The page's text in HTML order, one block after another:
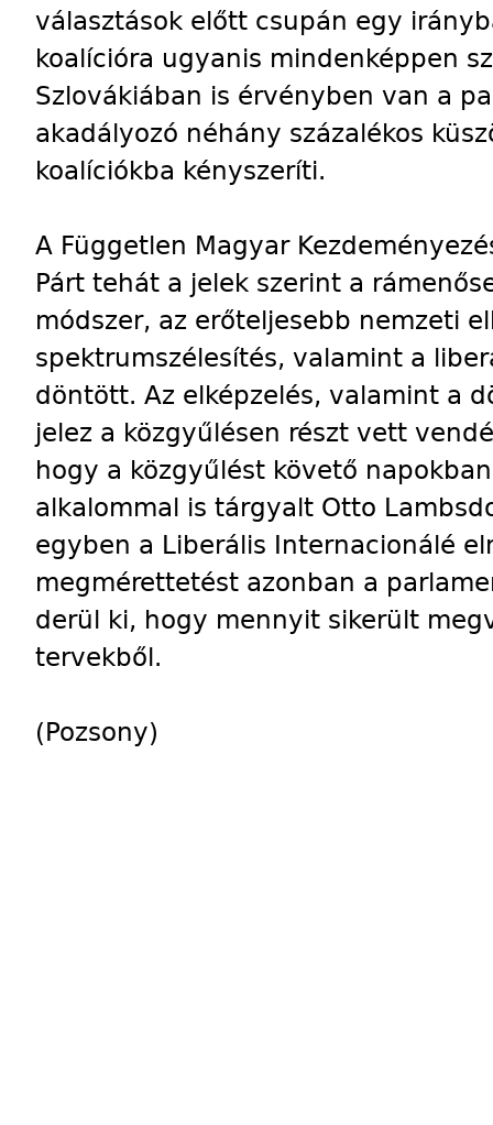
választások előtt csupán egy
koalícióra ugyanis mindenképpen
Szlovákiában is érvényben van a
akadályozó néhány százalékos
koalíciókba kényszeríti.
A Független Magyar
Párt tehát a jelek szerint a
módszer, az erőteljesebb nemzeti
spektrumszélesítés, valamint a
döntött. Az elképzelés, valamint a
jelez a közgyűlésen részt vett
hogy a közgyűlést követő
alkalommal is tárgyalt Otto
egyben a Liberális Internacionálé
megmérettetést azonban a
derül ki, hogy mennyit sikerült
tervekből.
(Pozsony)